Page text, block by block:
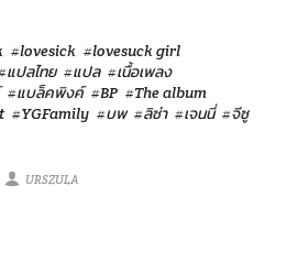
#lovesick #lovesuck girl
แปลไทย #แปล #เนื้อเพลง
#แบล็คพิงค์ #BP #The album
#YGFamily #บพ #ลิซ่า #เจนนี่ #จีซู
URSZULA